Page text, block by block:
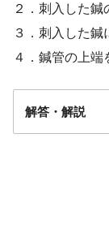
２．刺入した鍼
３．刺入した鍼
４．鍼管の上端
解答・解説